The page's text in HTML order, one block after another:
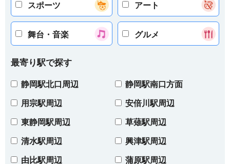
スポーツ アート
舞台・音楽 グルメ
最寄り駅で探す
静岡駅北口周辺 静岡駅南口方面
用宗駅周辺 安倍川駅周辺
東静岡駅周辺 草薙駅周辺
清水駅周辺 興津駅周辺
由比駅周辺 蒲原駅周辺